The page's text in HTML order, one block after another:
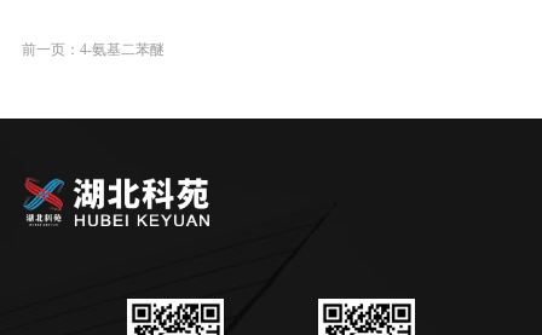
前一页： 4-氨基二苯醚